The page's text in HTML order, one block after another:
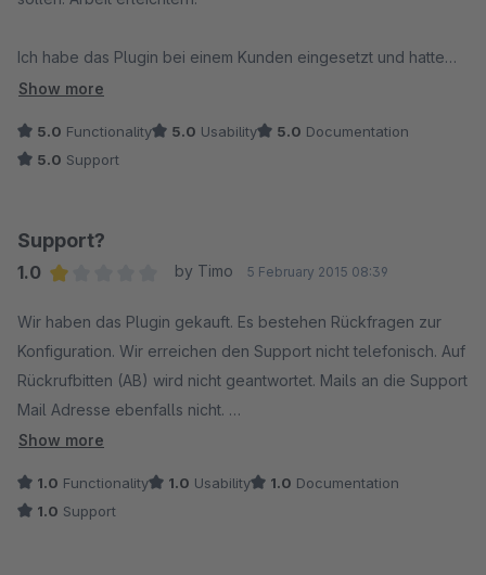
Ich habe das Plugin bei einem Kunden eingesetzt und hatte
mich etwas mit den Status schwer getan. Wie schon häufig
Hier noch ein paar hilfreiche Infos:
Status "...für Freigabe" bedeutet , dass nur die Bestellungen
mit dem ausgewählten Status verarbeitet werden. Die
unten genauer definieren. Soll eine Rechnung erzeugt
werden, soll diese im Kundenkonto angezeigt werden, soll
eine Email verschickt werden, usw.
Status "...für OK" bedeutet, dass der ausgewählte Status nach
erfolgreicher Verabreitung gesetzt wird.
Um die Seriennummer in der Email anzuzeigen muss
folgendes Coding in die Emailvorlage eingebaut werden.
Show more
5.0 Functionality 5.0 Usability 5.0 Documentation
5.0 Support
Support?
1.0
by Timo 5 February 2015 08:39
Wir haben das Plugin gekauft. Es bestehen Rückfragen zur
Konfiguration. Wir erreichen den Support nicht telefonisch. Auf
Rückrufbitten (AB) wird nicht geantwortet. Mails an die Support
Mail Adresse ebenfalls nicht.
Show more
1.0 Functionality 1.0 Usability 1.0 Documentation
1.0 Support